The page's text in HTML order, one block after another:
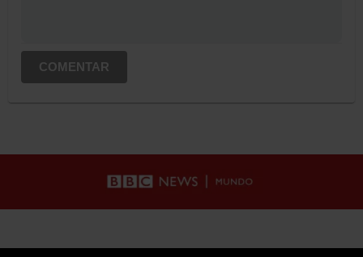
COMENTAR